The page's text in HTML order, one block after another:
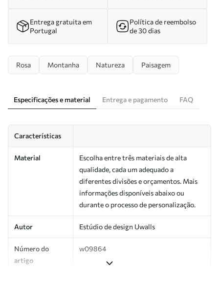
Entrega gratuita em
Portugal
Política de reembolso
de 30 dias
Rosa Montanha Natureza Paisagem
Especificações e material Entrega e pagamento FAQ
Características
Material
Escolha entre três materiais de alta
qualidade, cada um adequado a
diferentes divisões e orçamentos. Mais
informações disponíveis abaixo ou
durante o processo de personalização.
Autor Estúdio de design Uwalls
Número do
artigo
w09864